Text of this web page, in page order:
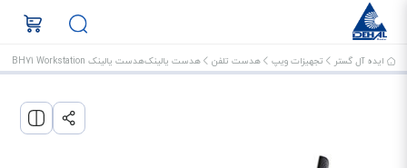
ایده آل گستر تجهیزات ویپ هدست تلفن هدست یالینکهدست یالینک BH71 Workstation